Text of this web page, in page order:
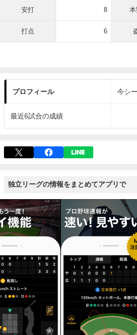
安打 8
打点 6
プロフィール 今シ
最近6試合の成績
独立リーグの情報をまとめてアプリで